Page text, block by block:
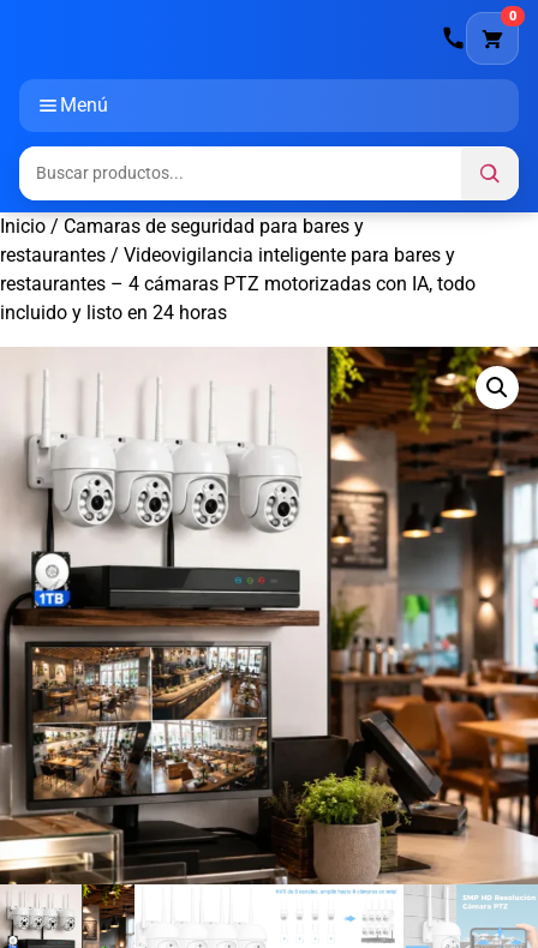
Menú
0
Inicio / Camaras de seguridad para bares y
restaurantes / Videovigilancia inteligente para bares y
restaurantes – 4 cámaras PTZ motorizadas con IA, todo
incluido y listo en 24 horas